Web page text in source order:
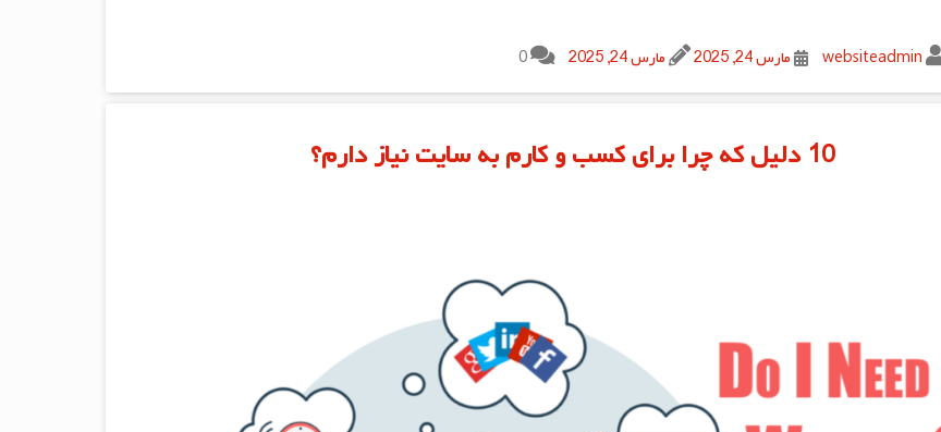
websiteadmin مارس 24, 2025 مارس 24, 2025 0
10 دلیل که چرا برای کسب و کارم به سایت نیاز دارم؟